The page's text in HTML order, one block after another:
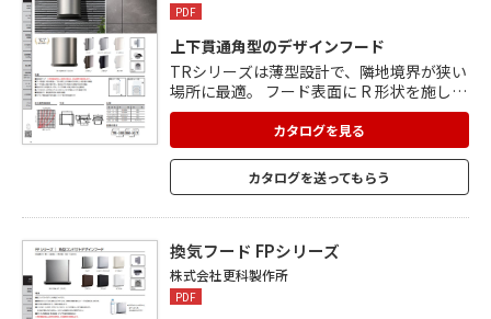
PDF
上下貫通角型のデザインフード
TRシリーズは薄型設計で、隣地境界が狭い
場所に最適。 フード表面に R 形状を施し、
下から吹き上げる風はそのまま上へ通り抜
ける構造。 フード内部に水除け板があり、
雨水はガラリを避けた両側から落ちる構造
になっています。 雨水がガラリ内部に入っ
ても、パイプの奥への浸入を防ぐ水止裏板
カタログを見る
カタログを送ってもらう
換気フード FPシリーズ
株式会社更科製作所
PDF